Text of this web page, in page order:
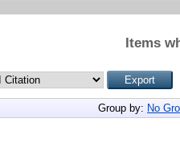
Items
Group by: No